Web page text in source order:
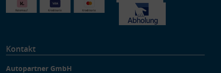
Kontakt
Autopartner GmbH